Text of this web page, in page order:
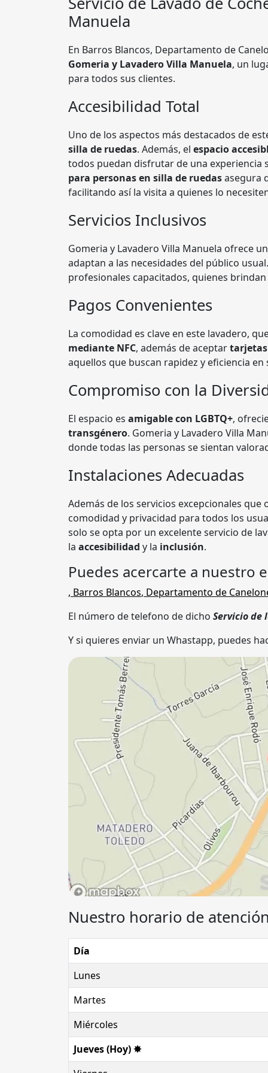
Manuela
En Barros Blancos, Departamento de
Gomeria y Lavadero Villa Manuela, un
para todos sus clientes.
Accesibilidad Total
Uno de los aspectos más destacados de
silla de ruedas. Además, el espacio
todos puedan disfrutar de una experiencia
para personas en silla de ruedasasegura
facilitando así la visita a quienes lo
Servicios Inclusivos
Gomeria y Lavadero Villa Manuela ofrece
adaptan a las necesidades del público
profesionales capacitados, quienes
Pagos Convenientes
La comodidad es clave en este lavadero,
mediante NFC, además de aceptar
aquellos que buscan rapidez y eficiencia en
Compromiso con la
El espacio es amigable con LGBTQ+,
transgénero. Gomeria y Lavadero Villa
donde todas las personas se sientan
Instalaciones Adecuadas
Además de los servicios excepcionales
comodidad y privacidad para todos los
solo se opta por un excelente servicio de
la accesibilidad y la inclusión.
Puedes acercarte a nuestro
, Barros Blancos, Departamento de
El número de telefono de dicho Servicio de
Y si quieres enviar un Whastapp, puedes
Nuestro horario de
Día
Lunes
Martes
Miércoles
Jueves (Hoy) ✸